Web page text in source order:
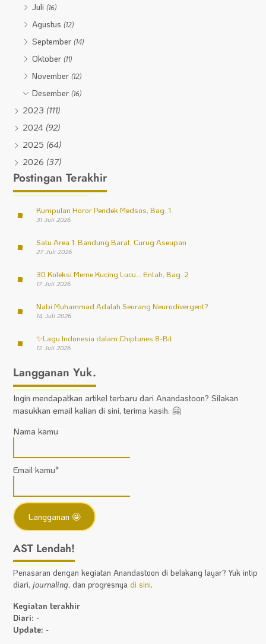
Juli(16)
Agustus(12)
September(14)
Oktober(11)
November(12)
Desember(16)
2023 (111)
2024 (92)
2025 (64)
2026 (37)
Postingan Terakhir
Kumpulan Horor Pendek Medsos, Bag. 1
31 Juli 2026
Satu Area 1: Bandung Barat, Curug Aseupan
27 Juli 2026
30 Koleksi Meme Kucing Lucu… Entah, Bag. 2
17 Juli 2026
Nabi Muhammad Adalah Seorang Neurodivergent?
14 Juli 2026
✨Lagu Indonesia dalam Chiptunes 8-Bit
12 Juli 2026
Langganan Yuk.
Ingin mendapatkan artikel terbaru dari Anandastoon? Silakan
masukkan email kalian di sini, terima kasih. 🤗
Nama kamu
Email kamu*
AST Lendah!
Penasaran dengan kegiatan Anandastoon di belakang layar? Yuk intip
diari, journaling, dan progresnyadi sini.
Kegiatan terakhir
Diari:-
Update:-